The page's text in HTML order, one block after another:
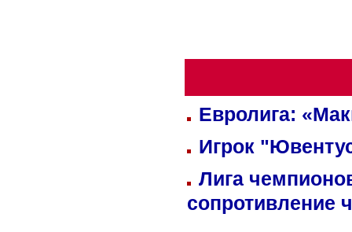
Евролига:
Игрок
Лига
сопротивление